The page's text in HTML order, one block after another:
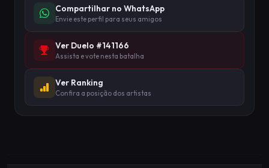
Compartilhar no WhatsApp
Envie este perfil para seus amigos
Ver Duelo #141166
Assista e vote nesta batalha
Ver Ranking
Confira a posição dos artistas